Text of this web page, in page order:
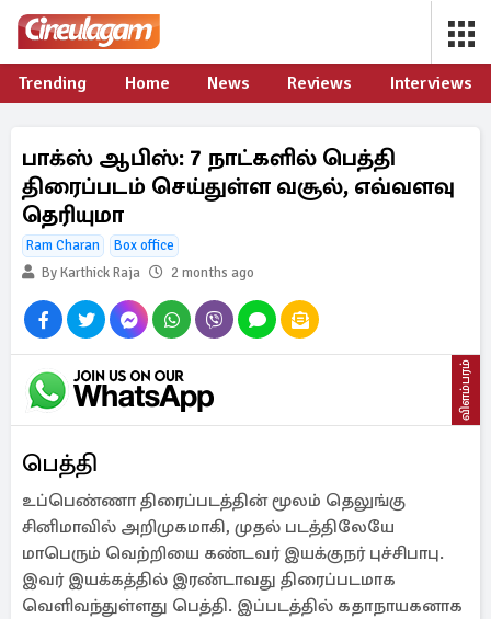
Trending Home News Reviews Interviews
பாக்ஸ் ஆபிஸ்: 7 நாட்களில் பெத்தி
திரைப்படம் செய்துள்ள வசூல், எவ்வளவு
தெரியுமா
Ram Charan
Box office
By Karthick Raja
2 months ago
விளம்பரம்
பெத்தி
உப்பெண்ணா திரைப்படத்தின் மூலம் தெலுங்கு
சினிமாவில் அறிமுகமாகி, முதல் படத்திலேயே
மாபெரும் வெற்றியை கண்டவர் இயக்குநர் புச்சிபாபு.
இவர் இயக்கத்தில் இரண்டாவது திரைப்படமாக
வெளிவந்துள்ளது பெத்தி. இப்படத்தில் கதாநாயகனாக